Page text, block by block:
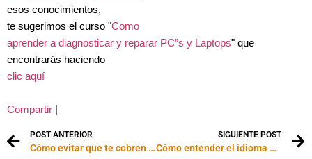
esos conocimientos,
te sugerimos el curso "Como
aprender a diagnosticar y reparar PC”s y Laptops" que
encontrarás haciendo
clic aquí
Compartir
POST ANTERIOR
Cómo evitar que te cobren por el roaming de datos
SIGUIENTE POST
Cómo entender el idioma de Twitter